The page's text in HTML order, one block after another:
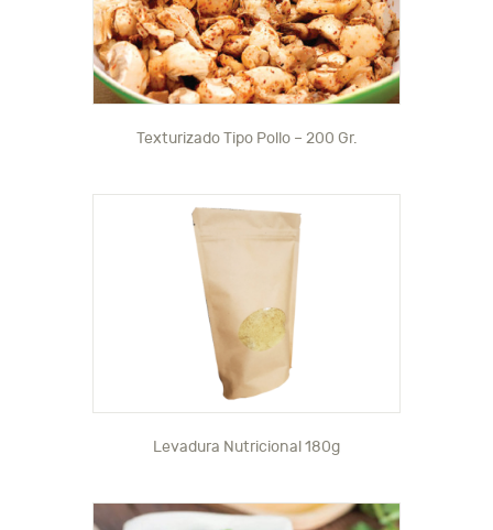
Texturizado Tipo Pollo – 200 Gr.
Levadura Nutricional 180g